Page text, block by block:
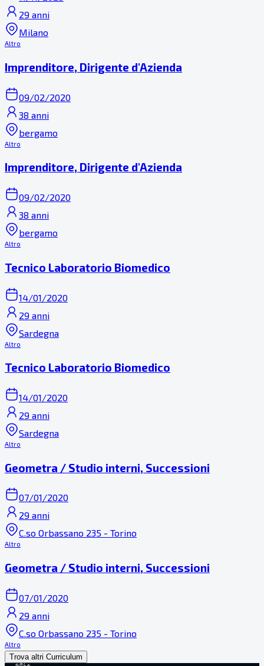
29 anni
Milano
Altro
Imprenditore, Dirigente d'Azienda
09/02/2020
38 anni
bergamo
Altro
Imprenditore, Dirigente d'Azienda
09/02/2020
38 anni
bergamo
Altro
Tecnico Laboratorio Biomedico
14/01/2020
29 anni
Sardegna
Altro
Tecnico Laboratorio Biomedico
14/01/2020
29 anni
Sardegna
Altro
Geometra / Studio interni, Successioni
07/01/2020
29 anni
C.so Orbassano 235 - Torino
Altro
Geometra / Studio interni, Successioni
07/01/2020
29 anni
C.so Orbassano 235 - Torino
Altro
Trova altri Curriculum